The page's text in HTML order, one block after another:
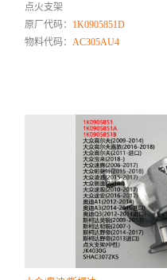
点火支架
原厂代码： 1K0905851D
物料代码：AC305AU4